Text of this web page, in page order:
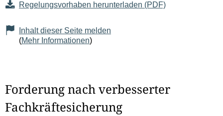
Regelungsvorhaben herunterladen (PDF)
Inhalt dieser Seite melden
(Mehr Informationen)
Forderung nach verbesserter
Fachkräftesicherung